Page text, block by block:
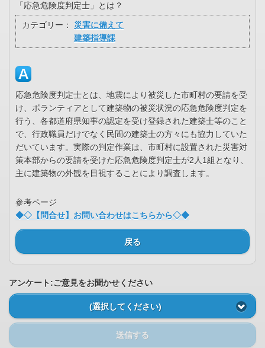
「応急危険度判定士」とは？
カテゴリー：
災害に備えて
建築指導課
応急危険度判定士とは、地震により被災した市町村の要請を受
け、ボランティアとして建築物の被災状況の応急危険度判定を
行う、各都道府県知事の認定を受け登録された建築士等のこと
で、行政職員だけでなく民間の建築士の方々にも協力していた
だいています。実際の判定作業は、市町村に設置された災害対
策本部からの要請を受けた応急危険度判定士が2人1組となり、
主に建築物の外観を目視することにより調査します。
参考ページ
◆◇【問合せ】お問い合わせはこちらから◇◆
戻る
アンケート:ご意見をお聞かせください
(選択してください)
送信する